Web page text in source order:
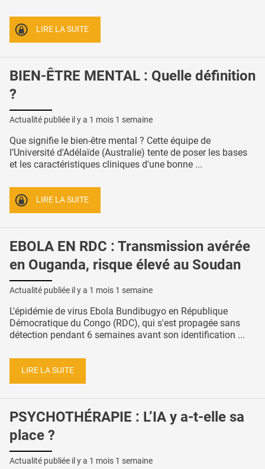
LIRE LA SUITE
BIEN-ÊTRE MENTAL : Quelle définition
?
Actualité publiée il y a 1 mois 1 semaine
Que signifie le bien-être mental ? Cette équipe de
l’Université d'Adélaïde (Australie) tente de poser les bases
et les caractéristiques cliniques d'une bonne ...
LIRE LA SUITE
EBOLA EN RDC : Transmission avérée
en Ouganda, risque élevé au Soudan
Actualité publiée il y a 1 mois 1 semaine
L'épidémie de virus Ebola Bundibugyo en République
Démocratique du Congo (RDC), qui s'est propagée sans
détection pendant 6 semaines avant son identification ...
LIRE LA SUITE
PSYCHOTHÉRAPIE : L’IA y a-t-elle sa
place ?
Actualité publiée il y a 1 mois 1 semaine